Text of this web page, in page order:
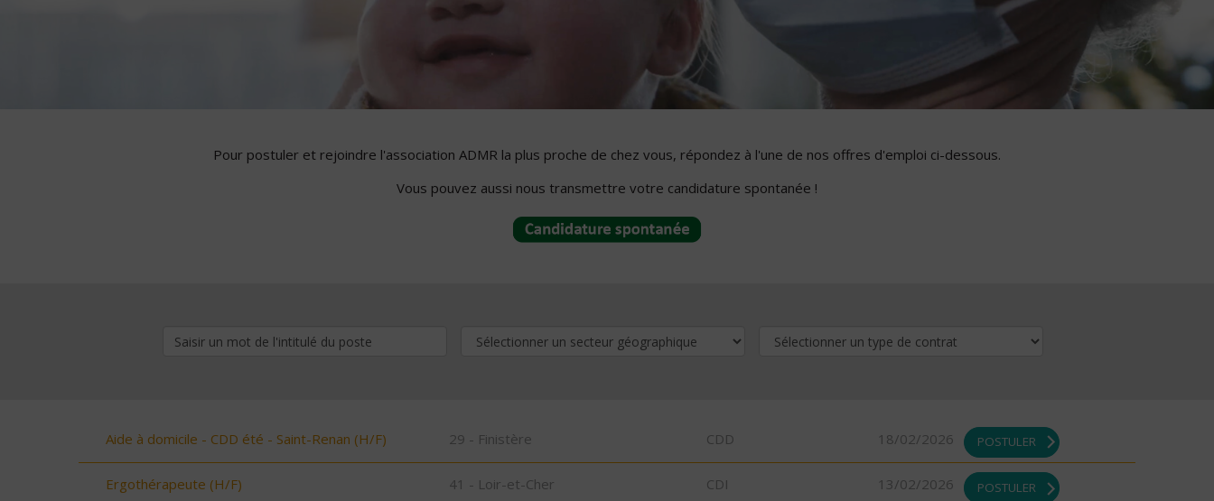
Pour postuler et rejoindre l'association ADMR la plus proche de chez vous, répondez à l'une de nos offres d'emploi ci-dessous.
Vous pouvez aussi nous transmettre votre candidature spontanée !
Aide à domicile - CDD été - Saint-Renan (H/F) 29 - Finistère CDD 18/02/2026 POSTULER
Ergothérapeute (H/F) 41 - Loir-et-Cher CDI 13/02/2026 POSTULER